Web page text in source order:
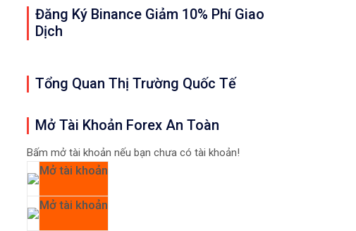
Đăng Ký Binance Giảm 10% Phí Giao
Dịch
Tổng Quan Thị Trường Quốc Tế
Mở Tài Khoản Forex An Toàn
Bấm mở tài khoản nếu bạn chưa có tài khoản!
Mở tài khoản
Mở tài khoản